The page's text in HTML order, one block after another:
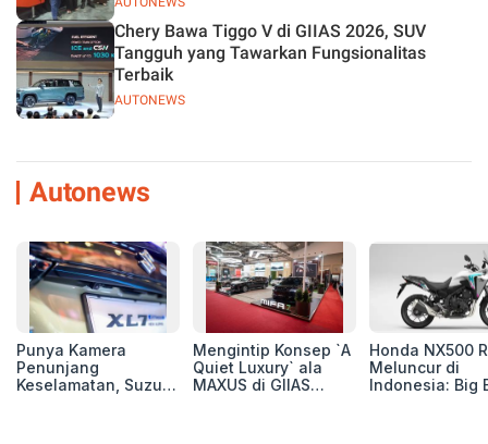
AUTONEWS
Chery Bawa Tiggo V di GIIAS 2026, SUV
Tangguh yang Tawarkan Fungsionalitas
Terbaik
Autonews
Punya Kamera
Penunjang
Keselamatan, Suzuki
Mengintip Konsep `A
Quiet Luxury` ala
MAXUS di GIIAS
Honda NX500
Meluncur di
Indonesia: Big